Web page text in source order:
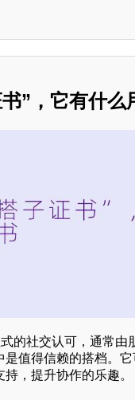
”，它有什么
式的社交认可，通常
是值得信赖的搭档。
，提升协作的乐趣。